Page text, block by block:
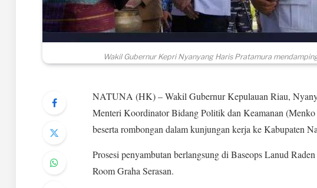
Wakil Gubernur Kepri Nyanyang Haris Pratamura
NATUNA (HK) – Wakil Gubernur Kepulauan Riau,
Menteri Koordinator Bidang Politik dan Keamanan
beserta rombongan dalam kunjungan kerja ke Kabupaten
Prosesi penyambutan berlangsung di Baseops Lanud
Room Graha Serasan.